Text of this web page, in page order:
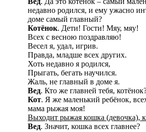
недавно родился, и ему ужасно
доме самый главный?
Котёнок. Дети! Гости! Мяу, мяу!
Всех с весною поздравляю!
Весел я, удал, игрив.
Правда, младше всех других.
Хоть недавно я родился,
Прыгать, бегать научился.
Жаль, не главный в доме я.
Вед. Кто же главней тебя,
Кот. Я же маленький ребёнок,
мама рыжая моя!
Выходит рыжая кошка (девочка),
Вед. Значит, кошка всех главнее?